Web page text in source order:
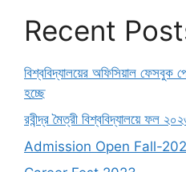
Recent
বিশ্ববিদ্যালয়ের অফিসিয়াল ফেসবুক
হচ্ছে
রবীন্দ্র মৈত্রী বিশ্ববিদ্যালয়ে ফল
Admission Open Fall-